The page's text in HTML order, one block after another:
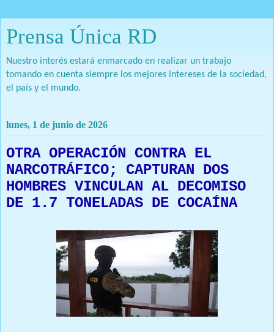
Prensa Única RD
Nuestro interés estará enmarcado en realizar un trabajo
tomando en cuenta siempre los mejores intereses de la sociedad,
el país y el mundo.
lunes, 1 de junio de 2026
OTRA OPERACIÓN CONTRA EL
NARCOTRÁFICO; CAPTURAN DOS
HOMBRES VINCULAN AL DECOMISO
DE 1.7 TONELADAS DE COCAÍNA